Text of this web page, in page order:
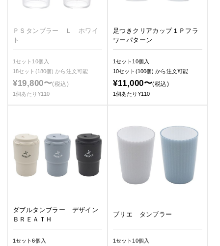
ＰＳタンブラー Ｌ ホワイ
ト
1セット10個入
18セット(180個)から注文可能
¥19,800〜(税込)
1個あたり¥110
足つきクリアカップ１Ｐフラ
ワーパターン
1セット10個入
10セット(100個)から注文可能
¥11,000〜(税込)
1個あたり¥110
ダブルタンブラー デザイン
ＢＲＥＡＴＨ
1セット6個入
ブリエ タンブラー
1セット10個入